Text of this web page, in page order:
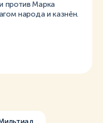
против Марка
народа и казнён.